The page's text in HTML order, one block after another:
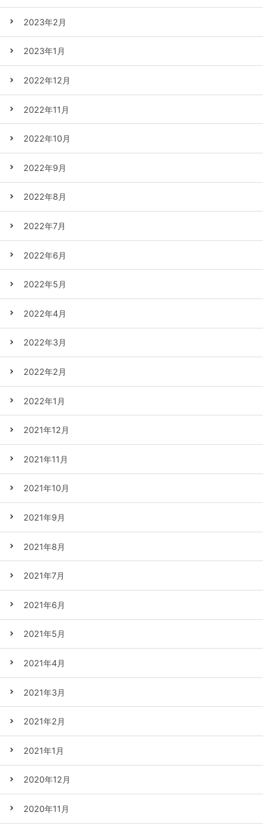
2023年2月
2023年1月
2022年12月
2022年11月
2022年10月
2022年9月
2022年8月
2022年7月
2022年6月
2022年5月
2022年4月
2022年3月
2022年2月
2022年1月
2021年12月
2021年11月
2021年10月
2021年9月
2021年8月
2021年7月
2021年6月
2021年5月
2021年4月
2021年3月
2021年2月
2021年1月
2020年12月
2020年11月